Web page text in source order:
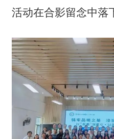
活动在合影留念中落